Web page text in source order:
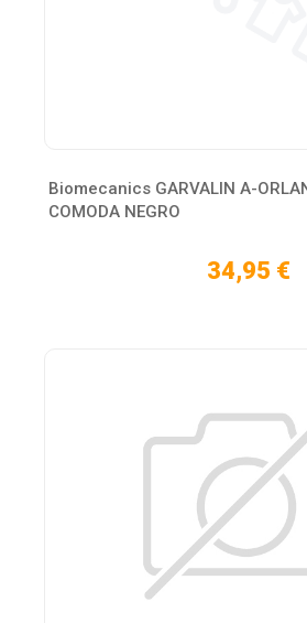
Biomecanics GARVALIN A-
COMODA NEGRO
34,95 €